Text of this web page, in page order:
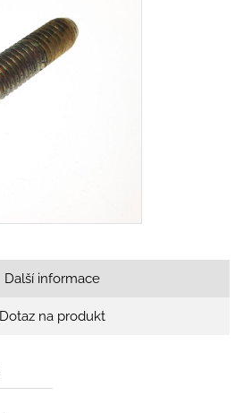
Další informace
Dotaz na produkt